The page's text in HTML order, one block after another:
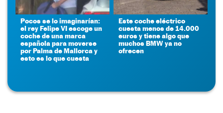
Pocos se lo imaginarían:
el rey Felipe VI escoge un
coche de una marca
española para moverse
por Palma de Mallorca y
esto es lo que cuesta
Este coche eléctrico
cuesta menos de 14.000
euros y tiene algo que
muchos BMW ya no
ofrecen